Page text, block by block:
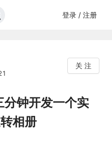
登录 / 注册
关 注
分钟开发一个实
相册